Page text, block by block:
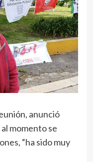
anunció
momento se
“ha sido muy